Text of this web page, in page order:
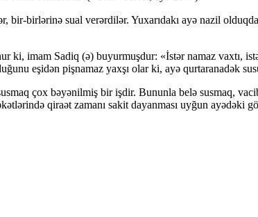
birlərinə sual verərdilər. Yuxarıdakı ayə nazil
ki, imam Sadiq (ə) buyurmuşdur: «İstər namaz vaxtı,
eşidən pişnamaz yaxşı olar ki, ayə qurtaranadək
çox bəyənilmiş bir işdir. Bununla belə susmaq,
qiraət zamanı sakit dayanması uyğun ayədəki